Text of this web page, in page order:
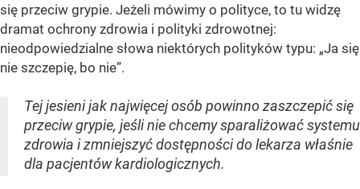
się przeciw grypie. Jeżeli mówimy o polityce, to tu widzę
dramat ochrony zdrowia i polityki zdrowotnej:
nieodpowiedzialne słowa niektórych polityków typu: „Ja się
nie szczepię, bo nie”.
Tej jesieni jak najwięcej osób powinno zaszczepić się
przeciw grypie, jeśli nie chcemy sparaliżować systemu
zdrowia i zmniejszyć dostępności do lekarza właśnie
dla pacjentów kardiologicznych.